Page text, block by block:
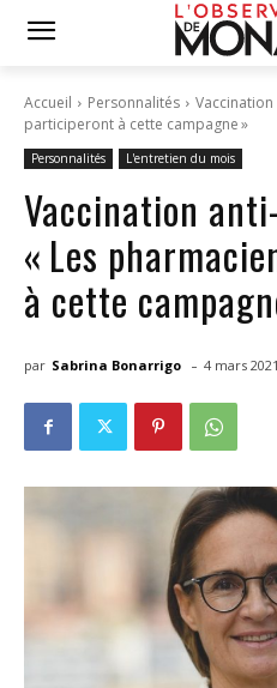
Accueil Personnalités
participeront à cette campagne »
Personnalités L'entretien du mois
Vaccination
« Les
à cette
par Sabrina Bonarrigo - 4 mars